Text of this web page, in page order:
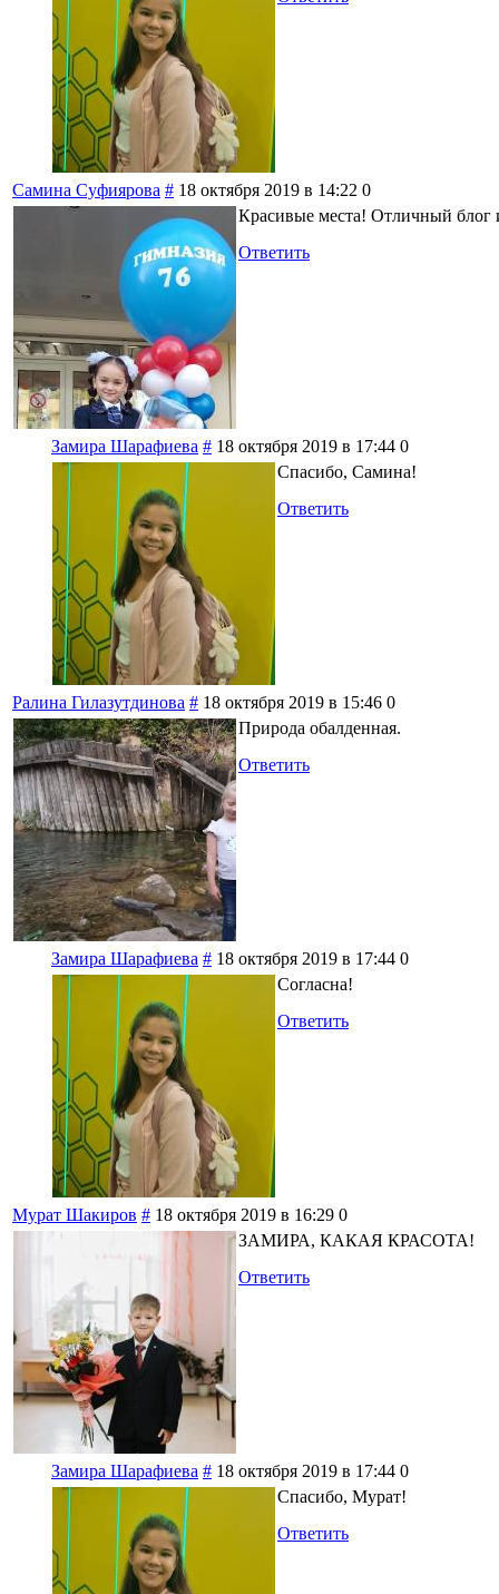
Самина Суфиярова # 18 октября 2019 в 14:22 0
Красивые места! Отличный блог
Ответить
Замира Шарафиева # 18 октября 2019 в 17:44 0
Спасибо, Самина!
Ответить
Ралина Гилазутдинова # 18 октября 2019 в 15:46 0
Природа обалденная.
Ответить
Замира Шарафиева # 18 октября 2019 в 17:44 0
Согласна!
Ответить
Мурат Шакиров # 18 октября 2019 в 16:29 0
ЗАМИРА, КАКАЯ КРАСОТА!
Ответить
Замира Шарафиева # 18 октября 2019 в 17:44 0
Спасибо, Мурат!
Ответить